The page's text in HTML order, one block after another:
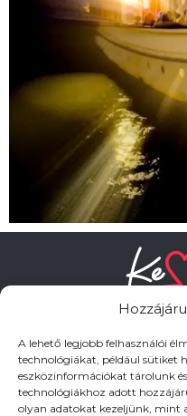
A lehető legjobb felhasználói
technológiákat, például sütiket
eszközinformációkat tárolunk
technológiákhoz adott
olyan adatokat kezeljünk, mint
HASZNOS LINKEK